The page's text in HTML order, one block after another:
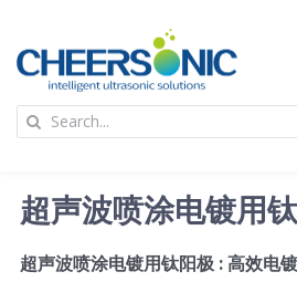
content
应用
Search
超声波喷涂电镀用
超声波喷涂电镀用钛阳极 : 高效电